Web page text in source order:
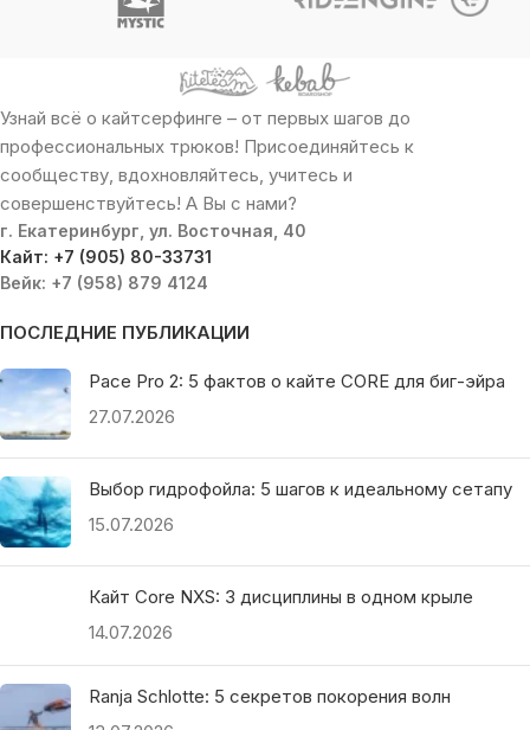
Узнай всё о кайтсерфинге – от первых шагов до
профессиональных трюков! Присоединяйтесь к
сообществу, вдохновляйтесь, учитесь и
совершенствуйтесь! А Вы с нами?
г. Екатеринбург, ул. Восточная, 40
Кайт: +7 (905) 80-33731
Вейк: +7 (958) 879 4124
ПОСЛЕДНИЕ ПУБЛИКАЦИИ
Pace Pro 2: 5 фактов о кайте CORE для биг-эйра
27.07.2026
Выбор гидрофойла: 5 шагов к идеальному сетапу
15.07.2026
Кайт Core NXS: 3 дисциплины в одном крыле
14.07.2026
Ranja Schlotte: 5 секретов покорения волн